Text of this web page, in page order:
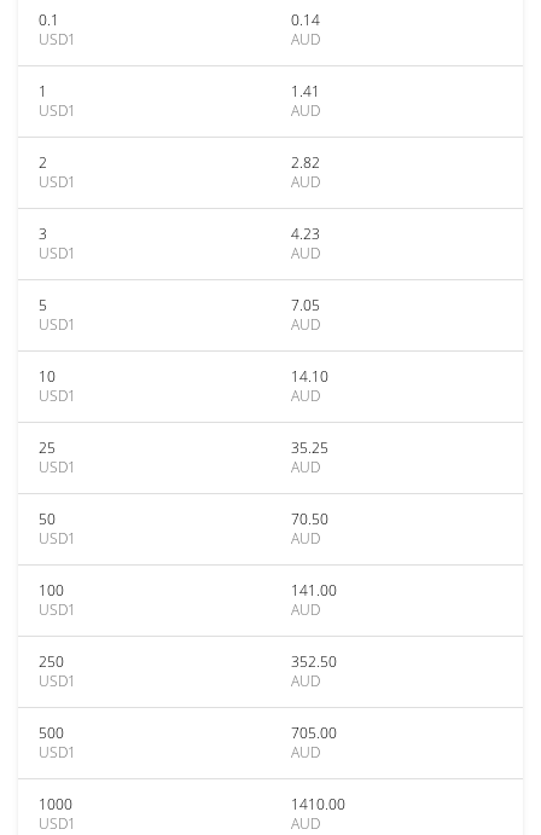
0.1
USD1
0.14
AUD
1
USD1
1.41
AUD
2
USD1
2.82
AUD
3
USD1
4.23
AUD
5
USD1
7.05
AUD
10
USD1
14.10
AUD
25
USD1
35.25
AUD
50
USD1
70.50
AUD
100
USD1
141.00
AUD
250
USD1
352.50
AUD
500
USD1
705.00
AUD
1000
USD1
1410.00
AUD